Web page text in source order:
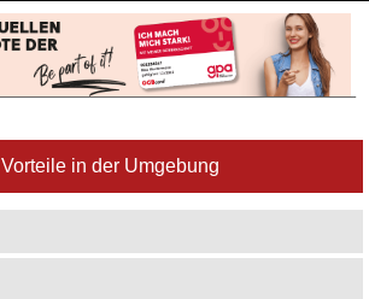
Vorteile in der Umgebung